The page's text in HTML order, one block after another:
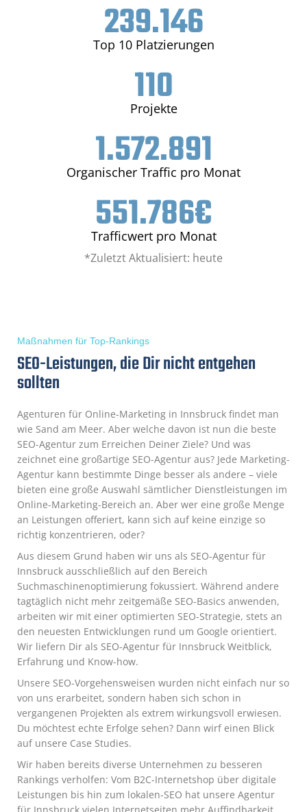
Top 10 Platzierungen
239.146
Projekte
110
Organischer Traffic pro Monat
1.572.891
Trafficwert pro Monat
551.786€
*Zuletzt Aktualisiert: heute
Maßnahmen für Top-Rankings
SEO-Leistungen, die Dir nicht entgehen
sollten
Agenturen für Online-Marketing in Innsbruck findet man
wie Sand am Meer. Aber welche davon ist nun die beste
SEO-Agentur zum Erreichen Deiner Ziele? Und was
zeichnet eine großartige SEO-Agentur aus? Jede Marketing-
Agentur kann bestimmte Dinge besser als andere – viele
bieten eine große Auswahl sämtlicher Dienstleistungen im
Online-Marketing-Bereich an. Aber wer eine große Menge
an Leistungen offeriert, kann sich auf keine einzige so
richtig konzentrieren, oder?
Aus diesem Grund haben wir uns als SEO-Agentur für
Innsbruck ausschließlich auf den Bereich
Suchmaschinenoptimierung fokussiert. Während andere
tagtäglich nicht mehr zeitgemäße SEO-Basics anwenden,
arbeiten wir mit einer optimierten SEO-Strategie, stets an
den neuesten Entwicklungen rund um Google orientiert.
Wir liefern Dir als SEO-Agentur für Innsbruck Weitblick,
Erfahrung und Know-how.
Unsere SEO-Vorgehensweisen wurden nicht einfach nur so
von uns erarbeitet, sondern haben sich schon in
vergangenen Projekten als extrem wirkungsvoll erwiesen.
Du möchtest echte Erfolge sehen? Dann wirf einen Blick
auf unsere Case Studies.
Wir haben bereits diverse Unternehmen zu besseren
Rankings verholfen: Vom B2C-Internetshop über digitale
Leistungen bis hin zum lokalen-SEO hat unsere Agentur